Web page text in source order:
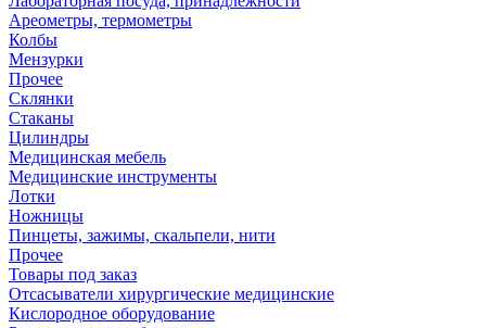
Ареометры, термометры
Колбы
Мензурки
Прочее
Склянки
Стаканы
Цилиндры
Медицинская мебель
Медицинские инструменты
Лотки
Ножницы
Пинцеты, зажимы, скальпели, нити
Прочее
Товары под заказ
Отсасыватели хирургические медицинские
Кислородное оборудование